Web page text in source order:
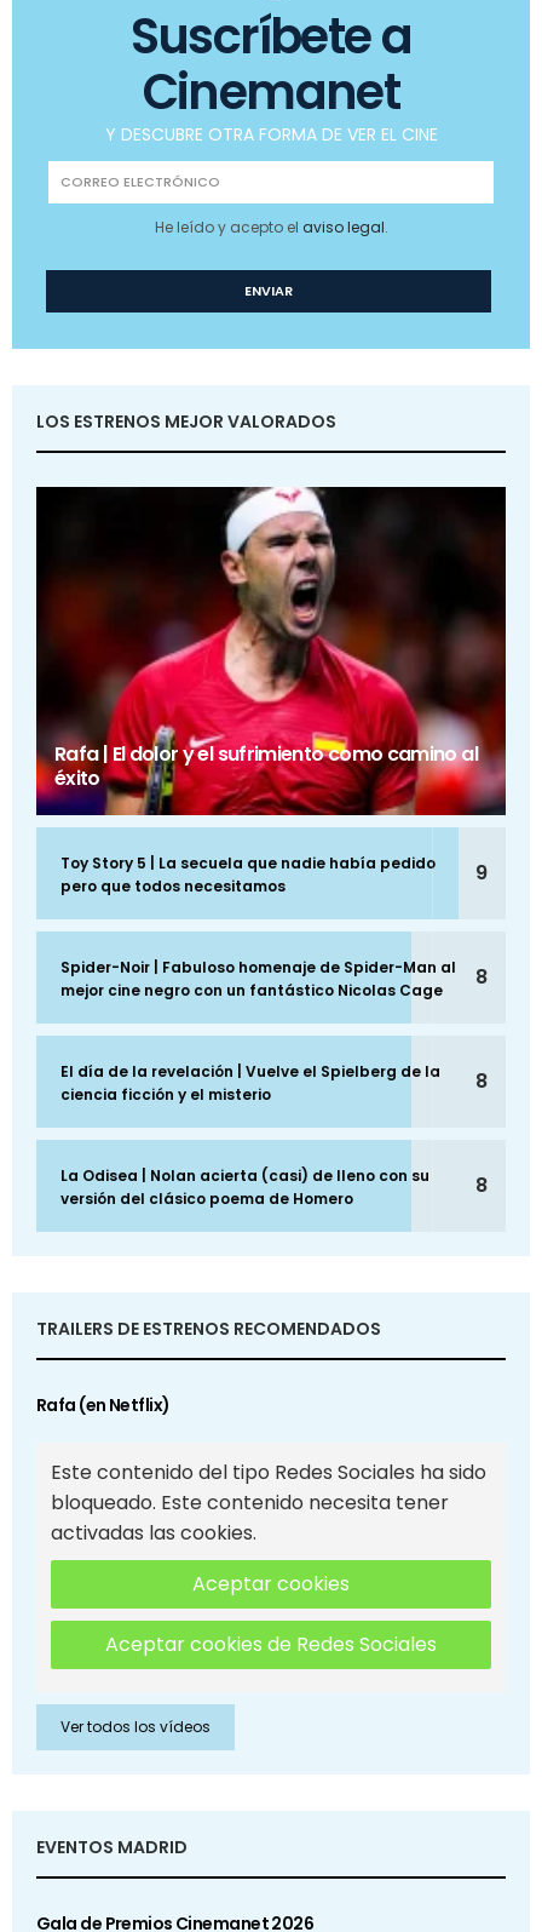
Suscríbete a
Cinemanet
Y DESCUBRE OTRA FORMA DE VER EL CINE
He leído y acepto el aviso legal.
LOS ESTRENOS MEJOR VALORADOS
Rafa | El dolor y el sufrimiento como camino al
éxito
Toy Story 5 | La secuela que nadie había pedido
pero que todos necesitamos
9
Spider-Noir | Fabuloso homenaje de Spider-Man al
mejor cine negro con un fantástico Nicolas Cage
8
El día de la revelación | Vuelve el Spielberg de la
ciencia ficción y el misterio
8
La Odisea | Nolan acierta (casi) de lleno con su
versión del clásico poema de Homero
8
TRAILERS DE ESTRENOS RECOMENDADOS
Rafa (en Netflix)
Este contenido del tipo Redes Sociales ha sido
bloqueado. Este contenido necesita tener
activadas las cookies.
Aceptar cookies
Aceptar cookies de Redes Sociales
Ver todos los vídeos
EVENTOS MADRID
Gala de Premios Cinemanet 2026